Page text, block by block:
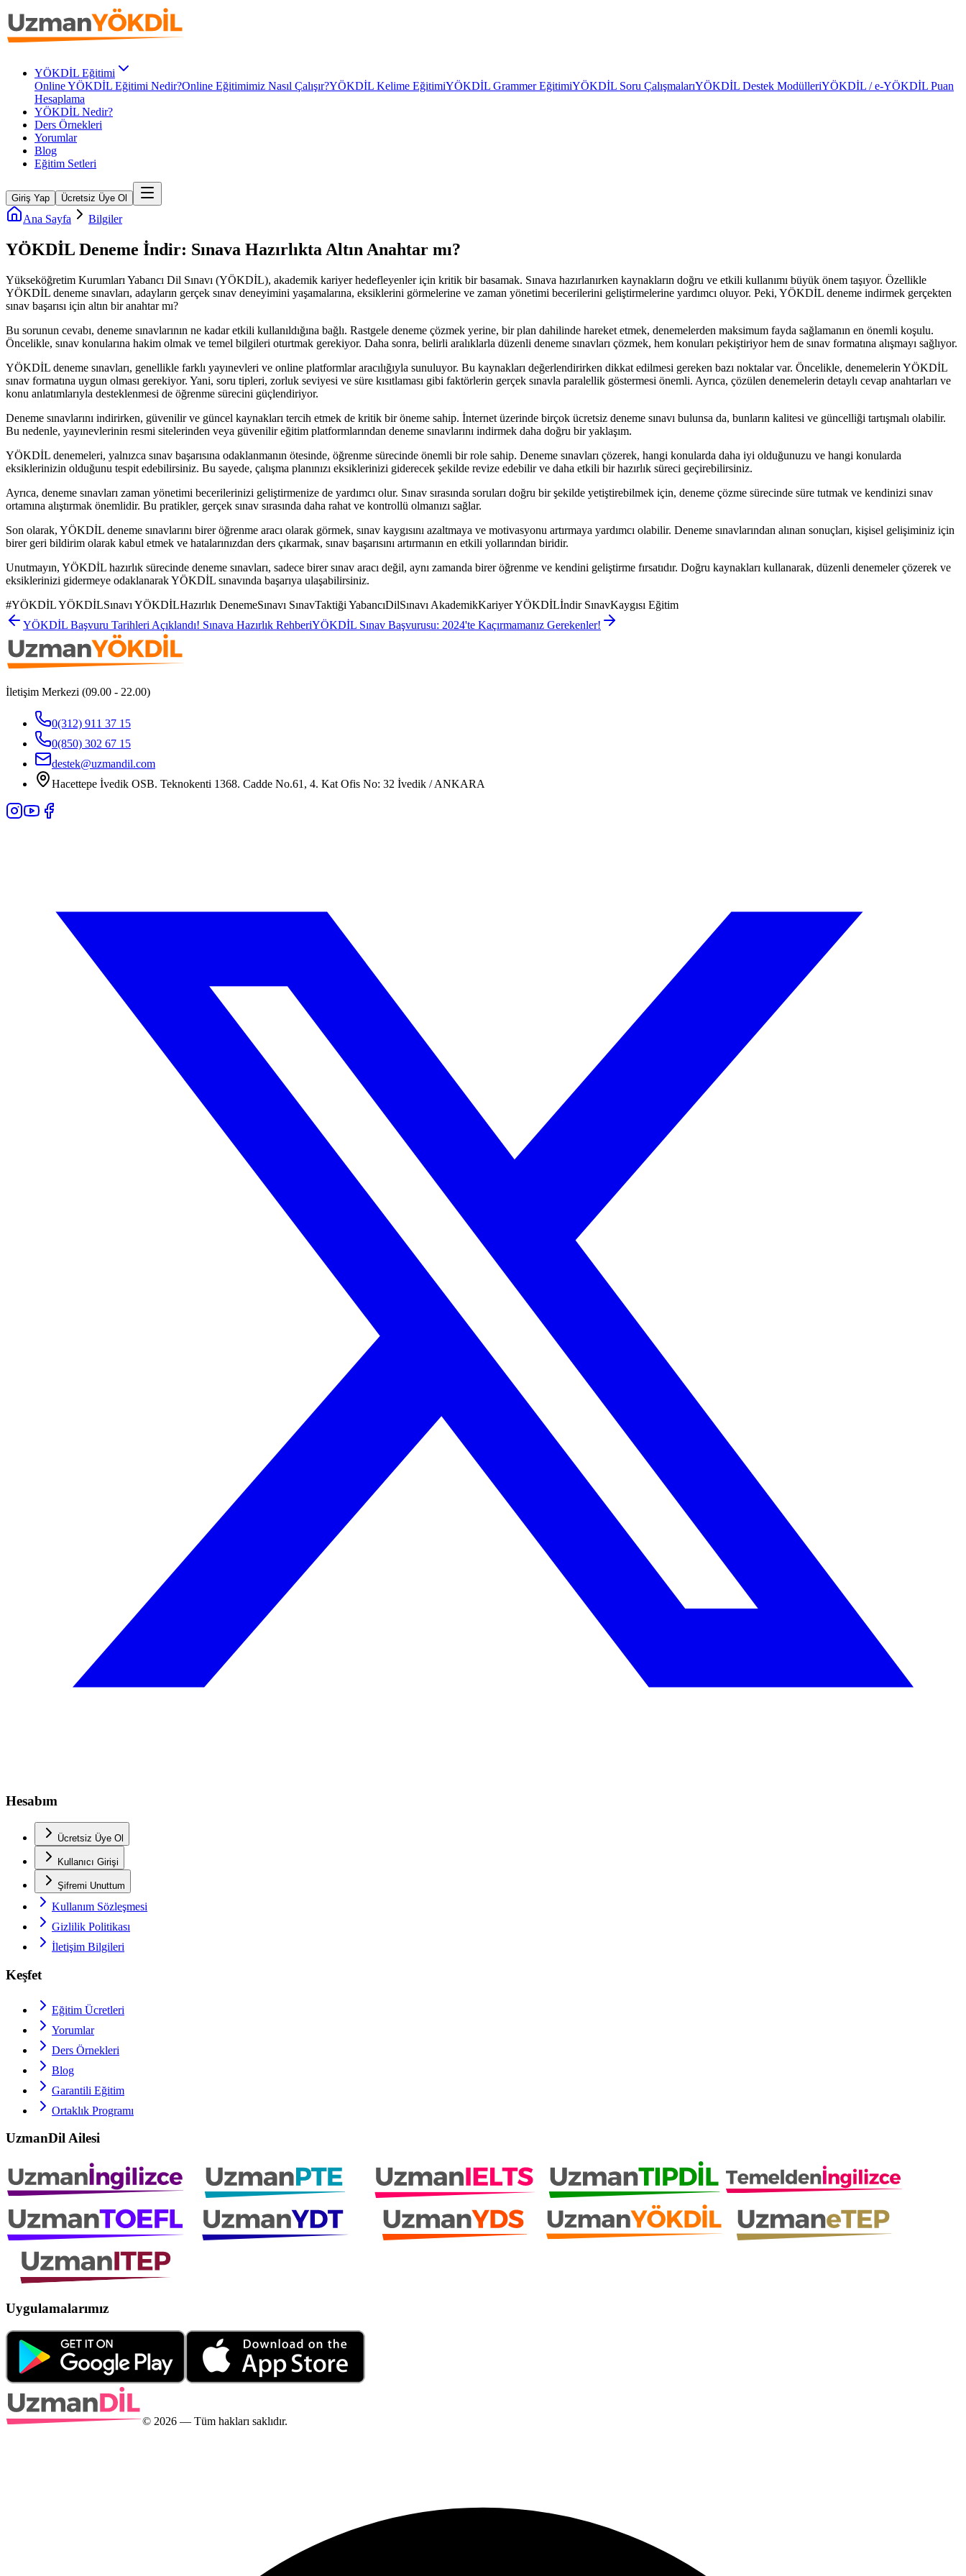
YÖKDİL Eğitimi
Online YÖKDİL Eğitimi Nedir?Online Eğitimimiz Nasıl Çalışır?YÖKDİL Kelime EğitimiYÖKDİL Grammer EğitimiYÖKDİL Soru ÇalışmalarıYÖKDİL Destek ModülleriYÖKDİL / e-YÖKDİL Puan
Hesaplama
YÖKDİL Nedir?
Ders Örnekleri
Yorumlar
Blog
Eğitim Setleri
Giriş Yap Ücretsiz Üye Ol
Ana Sayfa Bilgiler
YÖKDİL Deneme İndir: Sınava Hazırlıkta Altın Anahtar mı?
Yükseköğretim Kurumları Yabancı Dil Sınavı (YÖKDİL), akademik kariyer hedefleyenler için kritik bir basamak. Sınava hazırlanırken kaynakların doğru ve etkili kullanımı büyük önem taşıyor. Özellikle
YÖKDİL deneme sınavları, adayların gerçek sınav deneyimini yaşamalarına, eksiklerini görmelerine ve zaman yönetimi becerilerini geliştirmelerine yardımcı oluyor. Peki, YÖKDİL deneme indirmek gerçekten
sınav başarısı için altın bir anahtar mı?
Bu sorunun cevabı, deneme sınavlarının ne kadar etkili kullanıldığına bağlı. Rastgele deneme çözmek yerine, bir plan dahilinde hareket etmek, denemelerden maksimum fayda sağlamanın en önemli koşulu.
Öncelikle, sınav konularına hakim olmak ve temel bilgileri oturtmak gerekiyor. Daha sonra, belirli aralıklarla düzenli deneme sınavları çözmek, hem konuları pekiştiriyor hem de sınav formatına alışmayı sağlıyor.
YÖKDİL deneme sınavları, genellikle farklı yayınevleri ve online platformlar aracılığıyla sunuluyor. Bu kaynakları değerlendirirken dikkat edilmesi gereken bazı noktalar var. Öncelikle, denemelerin YÖKDİL
sınav formatına uygun olması gerekiyor. Yani, soru tipleri, zorluk seviyesi ve süre kısıtlaması gibi faktörlerin gerçek sınavla paralellik göstermesi önemli. Ayrıca, çözülen denemelerin detaylı cevap anahtarları ve
konu anlatımlarıyla desteklenmesi de öğrenme sürecini güçlendiriyor.
Deneme sınavlarını indirirken, güvenilir ve güncel kaynakları tercih etmek de kritik bir öneme sahip. İnternet üzerinde birçok ücretsiz deneme sınavı bulunsa da, bunların kalitesi ve güncelliği tartışmalı olabilir.
Bu nedenle, yayınevlerinin resmi sitelerinden veya güvenilir eğitim platformlarından deneme sınavlarını indirmek daha doğru bir yaklaşım.
YÖKDİL denemeleri, yalnızca sınav başarısına odaklanmanın ötesinde, öğrenme sürecinde önemli bir role sahip. Deneme sınavları çözerek, hangi konularda daha iyi olduğunuzu ve hangi konularda
eksiklerinizin olduğunu tespit edebilirsiniz. Bu sayede, çalışma planınızı eksiklerinizi giderecek şekilde revize edebilir ve daha etkili bir hazırlık süreci geçirebilirsiniz.
Ayrıca, deneme sınavları zaman yönetimi becerilerinizi geliştirmenize de yardımcı olur. Sınav sırasında soruları doğru bir şekilde yetiştirebilmek için, deneme çözme sürecinde süre tutmak ve kendinizi sınav
ortamına alıştırmak önemlidir. Bu pratikler, gerçek sınav sırasında daha rahat ve kontrollü olmanızı sağlar.
Son olarak, YÖKDİL deneme sınavlarını birer öğrenme aracı olarak görmek, sınav kaygısını azaltmaya ve motivasyonu artırmaya yardımcı olabilir. Deneme sınavlarından alınan sonuçları, kişisel gelişiminiz için
birer geri bildirim olarak kabul etmek ve hatalarınızdan ders çıkarmak, sınav başarısını artırmanın en etkili yollarından biridir.
Unutmayın, YÖKDİL hazırlık sürecinde deneme sınavları, sadece birer sınav aracı değil, aynı zamanda birer öğrenme ve kendini geliştirme fırsatıdır. Doğru kaynakları kullanarak, düzenli denemeler çözerek ve
eksiklerinizi gidermeye odaklanarak YÖKDİL sınavında başarıya ulaşabilirsiniz.
#YÖKDİL YÖKDİLSınavı YÖKDİLHazırlık DenemeSınavı SınavTaktiği YabancıDilSınavı AkademikKariyer YÖKDİLİndir SınavKaygısı Eğitim
YÖKDİL Başvuru Tarihleri Açıklandı! Sınava Hazırlık RehberiYÖKDİL Sınav Başvurusu: 2024'te Kaçırmamanız Gerekenler!
İletişim Merkezi (09.00 - 22.00)
0(312) 911 37 15
0(850) 302 67 15
destek@uzmandil.com
Hacettepe İvedik OSB. Teknokenti 1368. Cadde No.61, 4. Kat Ofis No: 32 İvedik / ANKARA
Hesabım
Ücretsiz Üye Ol
Kullanıcı Girişi
Şifremi Unuttum
Kullanım Sözleşmesi
Gizlilik Politikası
İletişim Bilgileri
Keşfet
Eğitim Ücretleri
Yorumlar
Ders Örnekleri
Blog
Garantili Eğitim
Ortaklık Programı
UzmanDil Ailesi
Uygulamalarımız
© 2026 — Tüm hakları saklıdır.